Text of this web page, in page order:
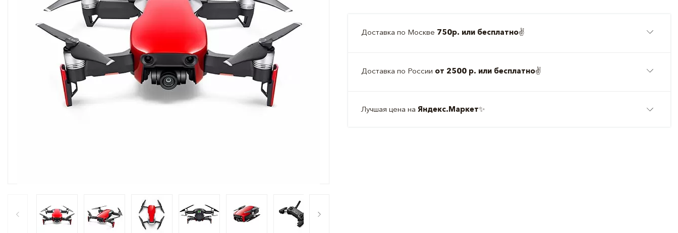
Доставка по Москве 750р. или бесплатно✌️
Доставка по России от 2500 р. или бесплатно✌️
Лучшая цена на Яндекс.Маркет✨